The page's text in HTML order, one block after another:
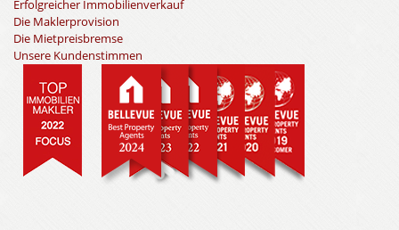
Erfolgreicher Immobilienverkauf
Die Maklerprovision
Die Mietpreisbremse
Unsere Kundenstimmen